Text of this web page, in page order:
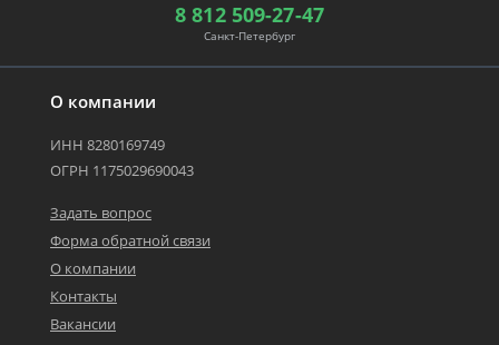
О компании
ИНН 8280169749
ОГРН 1175029690043
Задать вопрос
Форма обратной связи
О компании
Контакты
Вакансии
8 812 509-27-47
Санкт-Петербург